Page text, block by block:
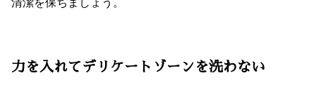
力を入れてデリケートゾーンを洗わない